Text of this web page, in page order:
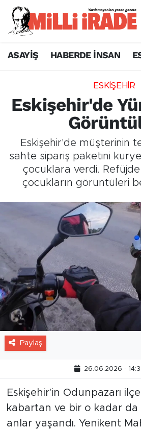
ASAYİŞ HABERDE İNSAN
ESKİŞEHİR
Eskişehir'de
Eskişehir'de müşterinin
sahte sipariş paketini
çocuklara verdi.
çocukların görüntüleri
Paylaş
26.06.2026 -
Eskişehir'in Odunpazarı
kabartan ve bir o kadar
anlar yaşandı. Yenikent